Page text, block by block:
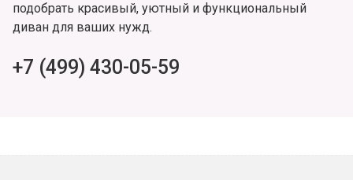
подобрать красивый, уютный и функциональный
диван для ваших нужд.
+7 (499) 430-05-59